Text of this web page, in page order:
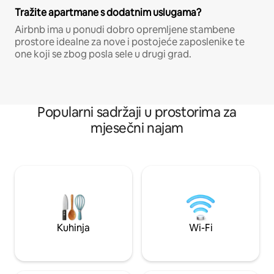
Tražite apartmane s dodatnim uslugama?
Airbnb ima u ponudi dobro opremljene stambene
prostore idealne za nove i postojeće zaposlenike te
one koji se zbog posla sele u drugi grad.
Popularni sadržaji u prostorima za
mjesečni najam
Kuhinja Wi-Fi